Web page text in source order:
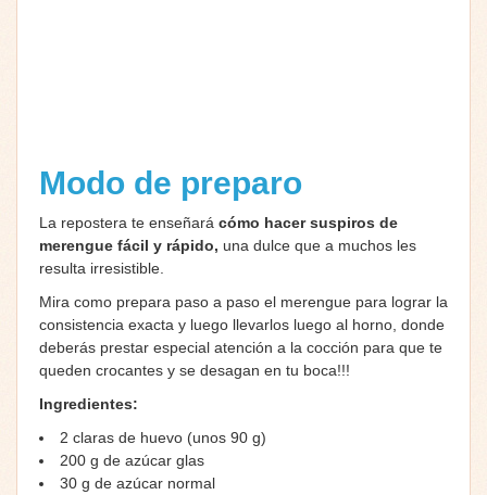
Modo de preparo
La repostera te enseñará cómo hacer suspiros de
merengue fácil y rápido, una dulce que a muchos les
resulta irresistible.
Mira como prepara paso a paso el merengue para lograr la
consistencia exacta y luego llevarlos luego al horno, donde
deberás prestar especial atención a la cocción para que te
queden crocantes y se desagan en tu boca!!!
Ingredientes:
2 claras de huevo (unos 90 g)
200 g de azúcar glas
30 g de azúcar normal